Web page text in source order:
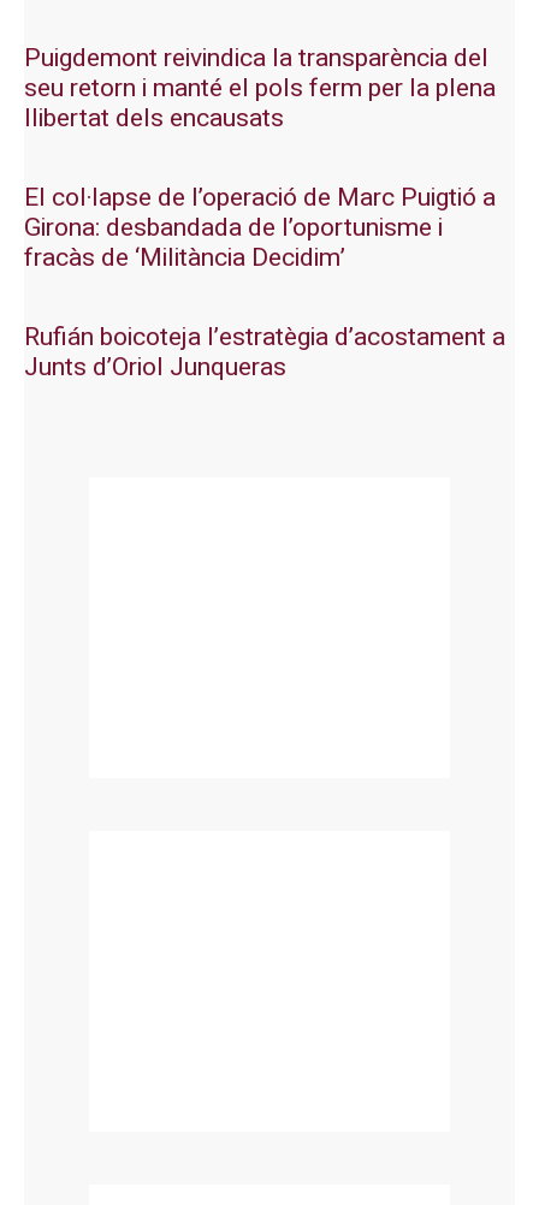
Puigdemont reivindica la transparència del
seu retorn i manté el pols ferm per la plena
llibertat dels encausats
El col·lapse de l’operació de Marc Puigtió a
Girona: desbandada de l’oportunisme i
fracàs de ‘Militància Decidim’
Rufián boicoteja l’estratègia d’acostament a
Junts d’Oriol Junqueras